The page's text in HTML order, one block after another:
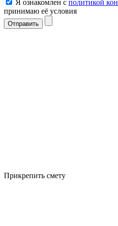
Я ознакомлен с политикой
принимаю её условия
Отправить
Прикрепить смету